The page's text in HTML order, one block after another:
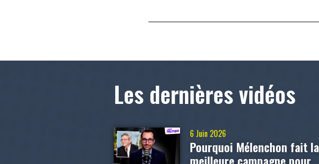
Les dernières vidéos
6 Juin 2026
Pourquoi Mélenchon fait la